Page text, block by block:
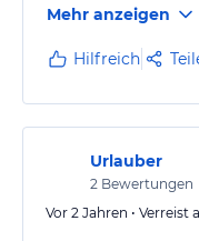
Mehr anzeigen
Hilfreich
Urlauber
2 Bewertungen
Vor 2 Jahren •